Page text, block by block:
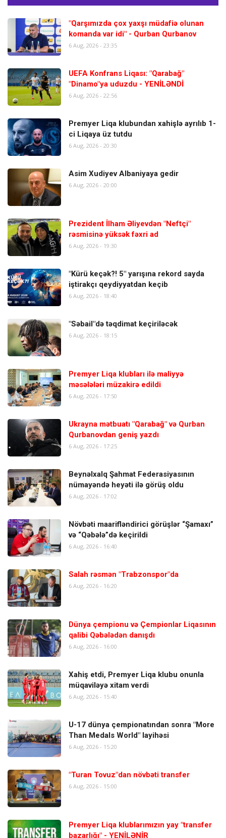
"Qarşımızda çox yaxşı müdafiə olunan
komanda var idi" - Qurban Qurbanov
6 Aug, 2026 - 23:35
UEFA Konfrans Liqası: "Qarabağ"
"Dinamo"ya uduzdu - YENİLƏNDİ
6 Aug, 2026 - 22:56
Premyer Liqa klubundan xahişlə ayrılıb 1-
ci Liqaya üz tutdu
6 Aug, 2026 - 20:30
Asim Xudiyev Albaniyaya gedir
6 Aug, 2026 - 20:00
Prezident İlham Əliyevdən "Neftçi"
rəsmisinə yüksək fəxri ad
6 Aug, 2026 - 19:30
"Kürü keçək?! 5" yarışına rekord sayda
iştirakçı qeydiyyatdan keçib
6 Aug, 2026 - 18:40
"Səbail"də təqdimat keçiriləcək
6 Aug, 2026 - 18:15
Premyer Liqa klubları ilə maliyyə
məsələləri müzakirə edildi
6 Aug, 2026 - 17:50
Ukrayna mətbuatı "Qarabağ" və Qurban
Qurbanovdan geniş yazdı
6 Aug, 2026 - 17:25
Beynəlxalq Şahmat Federasiyasının
nümayəndə heyəti ilə görüş oldu
6 Aug, 2026 - 17:02
Növbəti maarifləndirici görüşlər “Şamaxı”
və “Qəbələ”də keçirildi
6 Aug, 2026 - 16:40
Salah rəsmən "Trabzonspor"da
6 Aug, 2026 - 16:20
Dünya çempionu və Çempionlar Liqasının
qalibi Qəbələdən danışdı
6 Aug, 2026 - 16:00
Xahiş etdi, Premyer Liqa klubu onunla
müqaviləyə xitam verdi
6 Aug, 2026 - 15:40
U-17 dünya çempionatından sonra "More
Than Medals World" layihəsi
6 Aug, 2026 - 15:20
"Turan Tovuz"dan növbəti transfer
6 Aug, 2026 - 15:00
Premyer Liqa klublarımızın yay "transfer
bazarlığı" - YENİLƏNİR